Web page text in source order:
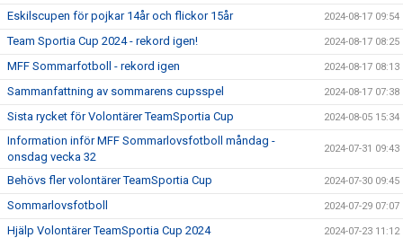
Eskilscupen för pojkar 14år och flickor 15år 2024-08-17 09:54
Team Sportia Cup 2024 - rekord igen! 2024-08-17 08:25
MFF Sommarfotboll - rekord igen 2024-08-17 08:13
Sammanfattning av sommarens cupsspel 2024-08-17 07:38
Sista rycket för Volontärer TeamSportia Cup 2024-08-05 15:34
Information inför MFF Sommarlovsfotboll måndag -
onsdag vecka 32
2024-07-31 09:43
Behövs fler volontärer TeamSportia Cup 2024-07-30 09:45
Sommarlovsfotboll 2024-07-29 07:07
Hjälp Volontärer TeamSportia Cup 2024 2024-07-23 11:12